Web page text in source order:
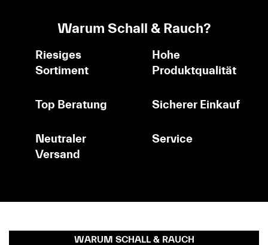
Warum Schall & Rauch?
Riesiges
Sortiment
Hohe
Produktqualität
Top Beratung Sicherer Einkauf
Neutraler
Versand
Service
WARUM SCHALL & RAUCH